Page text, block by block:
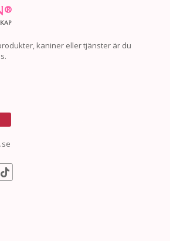
®
kaniner eller tjänster är du